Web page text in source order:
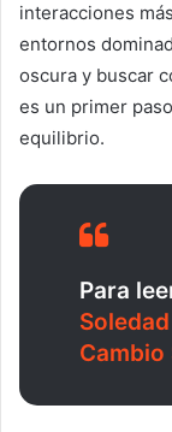
interacciones
entornos
oscura y buscar
es un primer
equilibrio.
Para
Cambio